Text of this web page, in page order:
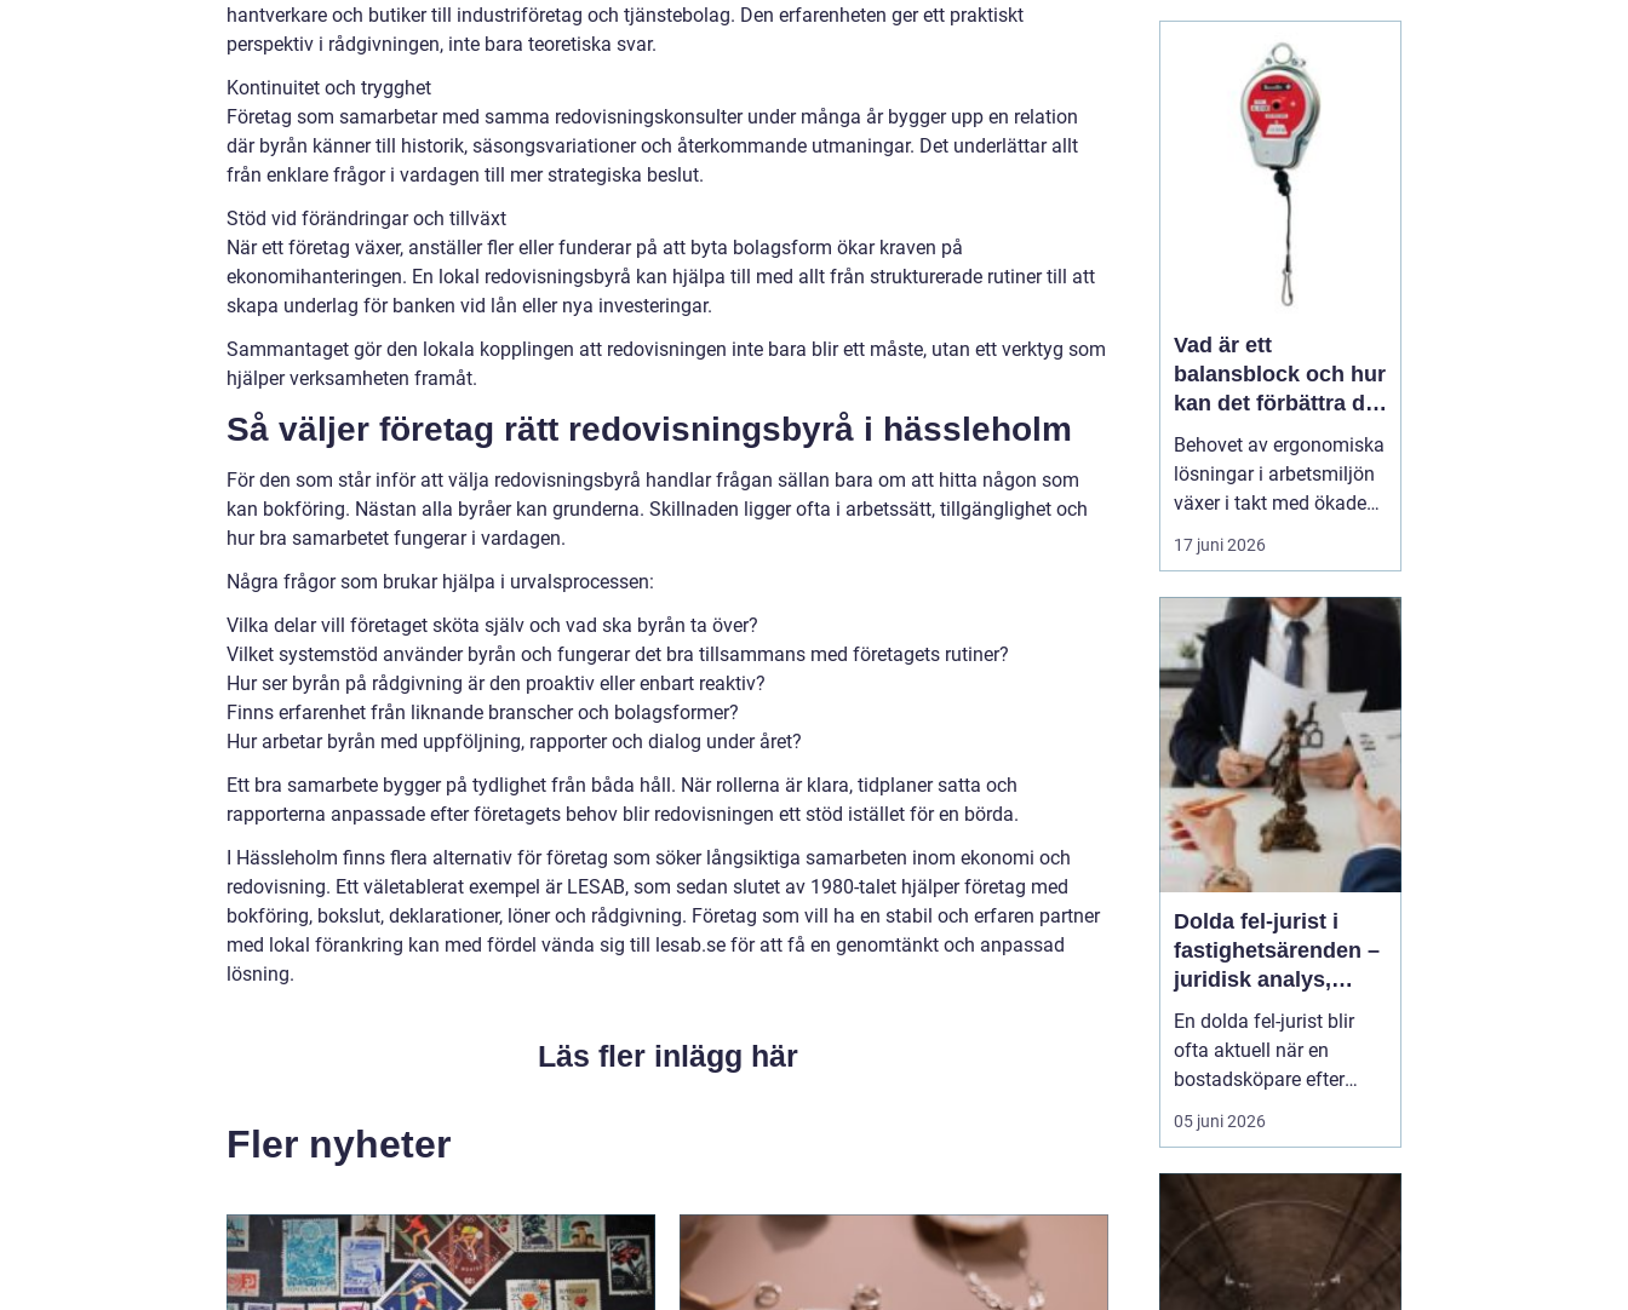
hantverkare och butiker till industriföretag och tjänstebolag. Den erfarenheten ger ett praktiskt
perspektiv i rådgivningen, inte bara teoretiska svar.
Kontinuitet och trygghet
Företag som samarbetar med samma redovisningskonsulter under många år bygger upp en relation
där byrån känner till historik, säsongsvariationer och återkommande utmaningar. Det underlättar allt
från enklare frågor i vardagen till mer strategiska beslut.
Stöd vid förändringar och tillväxt
När ett företag växer, anställer fler eller funderar på att byta bolagsform ökar kraven på
ekonomihanteringen. En lokal redovisningsbyrå kan hjälpa till med allt från strukturerade rutiner till att
skapa underlag för banken vid lån eller nya investeringar.
Sammantaget gör den lokala kopplingen att redovisningen inte bara blir ett måste, utan ett verktyg som
hjälper verksamheten framåt.
Så väljer företag rätt redovisningsbyrå i hässleholm
För den som står inför att välja redovisningsbyrå handlar frågan sällan bara om att hitta någon som
kan bokföring. Nästan alla byråer kan grunderna. Skillnaden ligger ofta i arbetssätt, tillgänglighet och
hur bra samarbetet fungerar i vardagen.
Några frågor som brukar hjälpa i urvalsprocessen:
Vilka delar vill företaget sköta själv och vad ska byrån ta över?
Vilket systemstöd använder byrån och fungerar det bra tillsammans med företagets rutiner?
Hur ser byrån på rådgivning är den proaktiv eller enbart reaktiv?
Finns erfarenhet från liknande branscher och bolagsformer?
Hur arbetar byrån med uppföljning, rapporter och dialog under året?
Ett bra samarbete bygger på tydlighet från båda håll. När rollerna är klara, tidplaner satta och
rapporterna anpassade efter företagets behov blir redovisningen ett stöd istället för en börda.
I Hässleholm finns flera alternativ för företag som söker långsiktiga samarbeten inom ekonomi och
redovisning. Ett väletablerat exempel är LESAB, som sedan slutet av 1980-talet hjälper företag med
bokföring, bokslut, deklarationer, löner och rådgivning. Företag som vill ha en stabil och erfaren partner
med lokal förankring kan med fördel vända sig till lesab.se för att få en genomtänkt och anpassad
lösning.
Läs fler inlägg här
Fler nyheter
lätt längst ner på
attgöralistan. När trycket
är högt oc...
Vad är ett
balansblock och hur
kan det förbättra din
industriella
arbetsmiljö?
Behovet av ergonomiska
lösningar i arbetsmiljön
växer i takt med ökade
krav på effektivitet och
produktivitet. En av de
effektiva produkterna
som kan hjälpa inom
detta område är ett
balans...
17 juni 2026
Dolda fel-jurist i
fastighetsärenden –
juridisk analys,
beviskrav och hur
ansvar fördelas vid
bostadsköp
En dolda fel-jurist blir
ofta aktuell när en
bostadsköpare efter
tillträdet upptäcker
brister som inte varit
kan handla om fukt i
konstruktioner, felaktigt
utförda renoveringar
eller tekniska probl...
05 juni 2026